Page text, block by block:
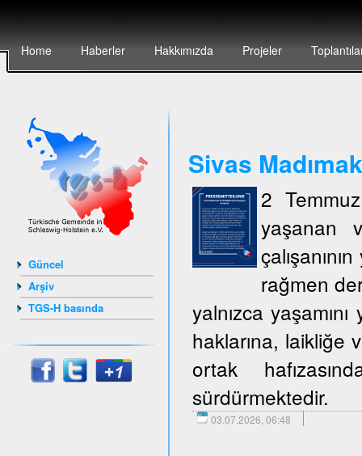
Home Haberler Hakkımızda Projeler
Güncel
Arşiv
TGS-H basında
Sivas
2
yaşanan
rağmen
yalnızca
haklarına, laikliğe
ortak
sürdürmektedir.
03.07.2026, 06:48